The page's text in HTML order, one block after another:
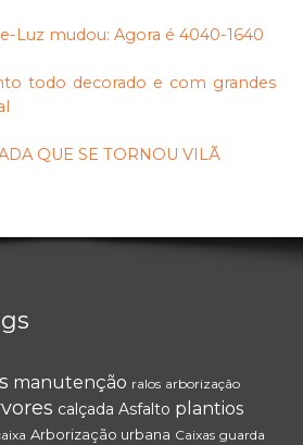
Luz mudou: Agora é 4040-1640
todo decorado e com grandes
QUE SE TORNOU VILÃ
manutenção ralos arborização
calçada Asfalto plantios
Arborização urbana Caixas guarda